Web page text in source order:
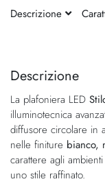
fine
galleria
di
immagini
della
di
immagini
Descrizione
La plafoniera LED
illuminotecnica
diffusore circolare in
nelle finiture bianco,
carattere agli
uno stile raffinato.
Descrizione